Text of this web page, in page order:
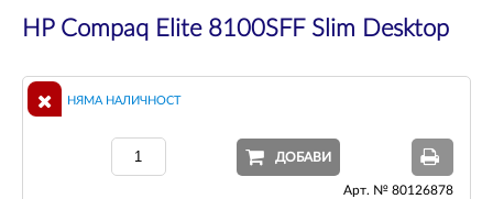
HP Compaq Elite 8100SFF Slim Desktop
НЯМА НАЛИЧНОСТ
ДОБАВИ
Арт. № 80126878